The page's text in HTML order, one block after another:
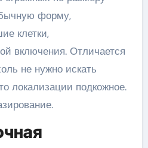
форму,
клетки,
включения. Отличается
не нужно искать
локализации подкожное.